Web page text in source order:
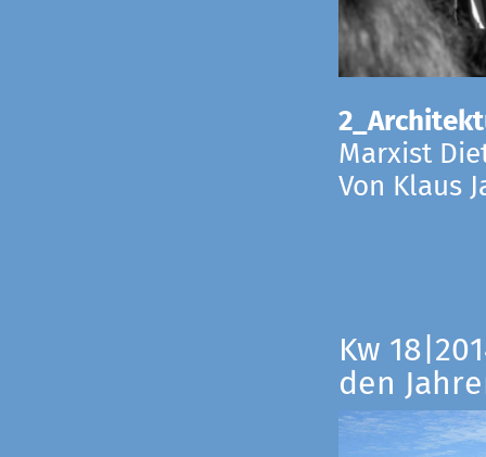
Marxist
Von Klaus
Kw
den